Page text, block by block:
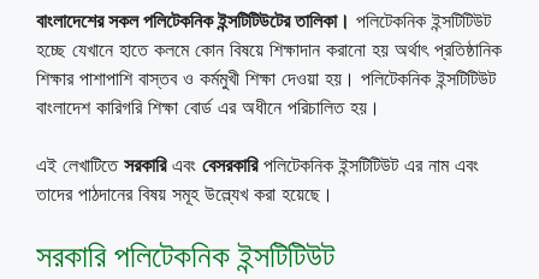
বাংলাদেশের সকল পলিটেকনিক ইন্সটিটিউটের তালিকা। পলিটেকনিক ইন্সটিটিউট
হচ্ছে যেখানে হাতে কলমে কোন বিষয়ে শিক্ষাদান করানো হয় অর্থাৎ প্রতিষ্ঠানিক
শিক্ষার পাশাপাশি বাস্তব ও কর্মমুখী শিক্ষা দেওয়া হয়। পলিটেকনিক ইন্সটিটিউট
বাংলাদেশ কারিগরি শিক্ষা বোর্ড এর অধীনে পরিচালিত হয়।
এই লেখাটিতে সরকারিএবং বেসরকারিপলিটেকনিক ইন্সটিটিউট এর নাম এবং
তাদের পাঠদানের বিষয় সমূহ উল্ল্যেখ করা হয়েছে।
সরকারি পলিটেকনিক ইন্সটিটিউট